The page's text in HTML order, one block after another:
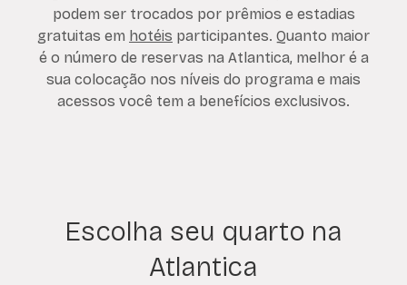
podem ser trocados por prêmios e estadias
gratuitas em hotéis participantes. Quanto maior
é o número de reservas na Atlantica, melhor é a
sua colocação nos níveis do programa e mais
acessos você tem a benefícios exclusivos.
Escolha seu quarto na
Atlantica